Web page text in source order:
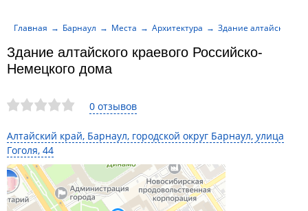
0 отзывов
Алтайский край, Барнаул, городской округ Барнаул, улица
Гоголя, 44
Здание алтайского краевого Российско-
Немецкого дома
Главная Барнаул Места Архитектура Здание алтайского